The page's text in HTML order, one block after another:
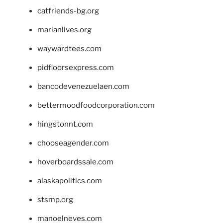
catfriends-bg.org
marianlives.org
waywardtees.com
pidfloorsexpress.com
bancodevenezuelaen.com
bettermoodfoodcorporation.com
hingstonnt.com
chooseagender.com
hoverboardssale.com
alaskapolitics.com
stsmp.org
manoelneves.com